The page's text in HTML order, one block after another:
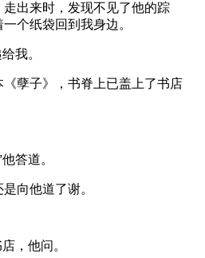
出来时，发现不见了他的踪
个纸袋回到我身边。
我。
孽子》，书脊上已盖上了书店
答道。
向他道了谢。
，他问。